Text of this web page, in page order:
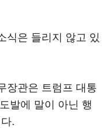
식은 들리지 않고 있
장관은 트럼프 대통
발에 말이 아닌 행
.